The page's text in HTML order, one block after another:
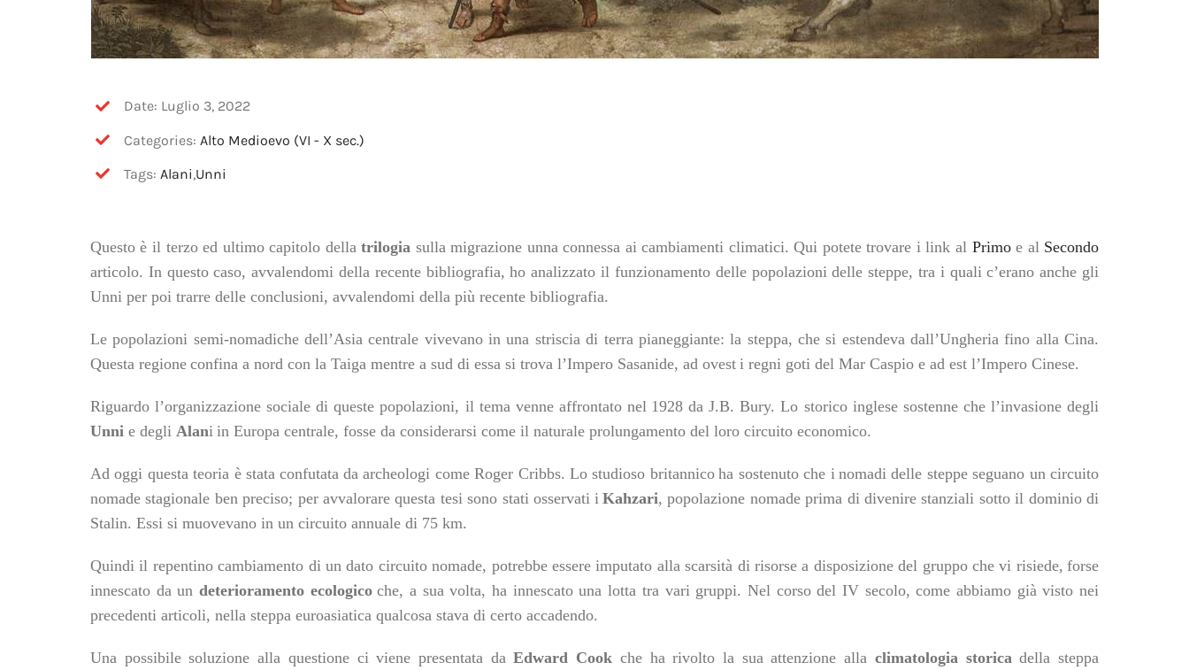
Date: Luglio 3, 2022
Categories: Alto Medioevo (VI - X sec.)
Tags: Alani,Unni
Questo è il terzo ed ultimo capitolo dellatrilogia sulla migrazione unna connessa ai cambiamenti climatici. Qui potete trovare i link al Primoe al Secondo
articolo. In questo caso, avvalendomi della recente bibliografia, ho analizzato il funzionamento delle popolazioni delle steppe, tra i quali c’erano anche gli
Unni per poi trarre delle conclusioni, avvalendomi della più recente bibliografia.
Le popolazioni semi-nomadiche dell’Asia centrale vivevanoinuna striscia di terra pianeggiante:la steppa, che si estendeva dall’Ungheria fino alla Cina.
Questa regione confina a nord con laTaiga mentre a sud di essa si trova l’Impero Sasanide, ad ovest i regni goti del Mar Caspio e ad est l’Impero Cinese.
Riguardo l’organizzazionesociale di queste popolazioni, il tema venne affrontato nel 1928 daJ.B. Bury.Lo storico inglesesostenne chel’invasione degli
Unnie degli Alani in Europa centrale, fosse da considerarsi come il naturale prolungamento del loro circuito economico.
Ad oggi questateoria è stata confutata da archeologi come Roger Cribbs.Lo studioso britannico ha sostenutoche i nomadidelle steppeseguano un circuito
nomadestagionale ben preciso; per avvalorare questa tesi sono statiosservati i Kahzari,popolazione nomadeprima di divenire stanziali sotto il dominio di
Stalin. Essi si muovevano in un circuito annuale di 75 km.
Quindi il repentino cambiamento di un dato circuito nomade, potrebbe essere imputato alla scarsità di risorse a disposizione del gruppo che vi risiede, forse
innescato da undeterioramento ecologico che, a sua volta, ha innescato una lotta tra vari gruppi. Nel corso del IV secolo,come abbiamo già visto nei
precedenti articoli, nella steppa euroasiatica qualcosa stava di certo accadendo.
Una possibile soluzione alla questione ci viene presentata daEdward Cook che ha rivolto la sua attenzione alla climatologia storicadella steppa